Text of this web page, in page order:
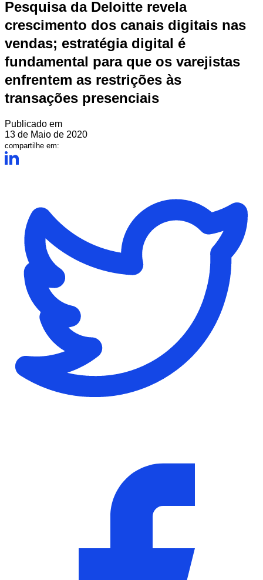
Pesquisa da Deloitte revela
crescimento dos canais digitais nas
vendas; estratégia digital é
fundamental para que os varejistas
enfrentem as restrições às
transações presenciais
Publicado em
13 de Maio de 2020
compartilhe em: